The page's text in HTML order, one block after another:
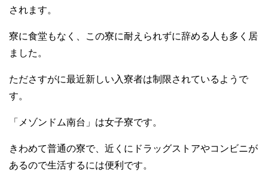
されます。
寮に食堂もなく、この寮に耐えられずに辞める人も多く居
ました。
たださすがに最近新しい入寮者は制限されているようで
す。
「メゾンドム南台」は女子寮です。
きわめて普通の寮で、近くにドラッグストアやコンビニが
あるので生活するには便利です。